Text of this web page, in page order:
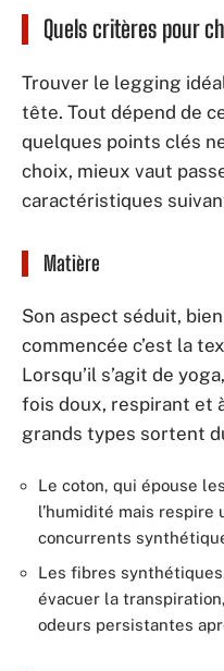
Quels critères pour
Trouver le legging
tête. Tout dépend de
quelques points clés
choix, mieux vaut
caractéristiques
Matière
Son aspect séduit,
commencée c’est la
Lorsqu’il s’agit de
fois doux, respirant et
grands types sortent
Le coton, qui épouse
l’humidité mais respire
concurrents
Les fibres
évacuer la
odeurs persistantes